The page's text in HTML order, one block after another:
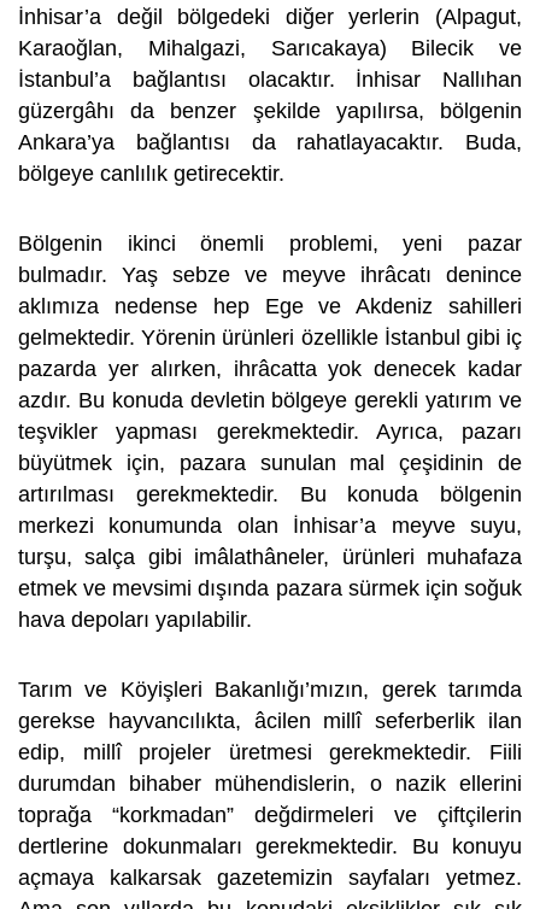
İnhisar’a değil bölgedeki diğer yerlerin (Alpagut,
Karaoğlan, Mihalgazi, Sarıcakaya) Bilecik ve
İstanbul’a bağlantısı olacaktır. İnhisar Nallıhan
güzergâhı da benzer şekilde yapılırsa, bölgenin
Ankara’ya bağlantısı da rahatlayacaktır. Buda,
bölgeye canlılık getirecektir.
Bölgenin ikinci önemli problemi, yeni pazar
bulmadır. Yaş sebze ve meyve ihrâcatı denince
aklımıza nedense hep Ege ve Akdeniz sahilleri
gelmektedir. Yörenin ürünleri özellikle İstanbul gibi iç
pazarda yer alırken, ihrâcatta yok denecek kadar
azdır. Bu konuda devletin bölgeye gerekli yatırım ve
teşvikler yapması gerekmektedir. Ayrıca, pazarı
büyütmek için, pazara sunulan mal çeşidinin de
artırılması gerekmektedir. Bu konuda bölgenin
merkezi konumunda olan İnhisar’a meyve suyu,
turşu, salça gibi imâlathâneler, ürünleri muhafaza
etmek ve mevsimi dışında pazara sürmek için soğuk
hava depoları yapılabilir.
Tarım ve Köyişleri Bakanlığı’mızın, gerek tarımda
gerekse hayvancılıkta, âcilen millî seferberlik ilan
edip, millî projeler üretmesi gerekmektedir. Fiili
durumdan bihaber mühendislerin, o nazik ellerini
toprağa “korkmadan” değdirmeleri ve çiftçilerin
dertlerine dokunmaları gerekmektedir. Bu konuyu
açmaya kalkarsak gazetemizin sayfaları yetmez.